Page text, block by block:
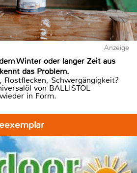
Anzeige
Winter oder langer Zeit aus
das Problem.
Rostflecken, Schwergängigkeit?
von BALLISTOL
in Form.